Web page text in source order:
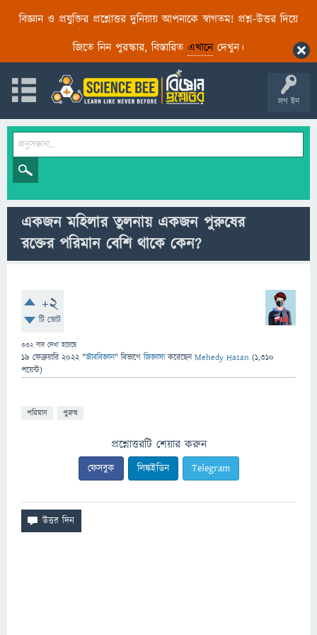
বিজ্ঞান ও প্রযুক্তির প্রশ্নোত্তর দুনিয়ায় আপনাকে স্বাগতম! প্রশ্ন-উত্তর দিয়ে
জিতে নিন পুরস্কার, বিস্তারিত এখানেদেখুন।
লগ ইন
একজন মহিলার তুলনায় একজন পুরুষের
রক্তের পরিমান বেশি থাকে কেন?
+2
টি ভোট
332বার দেখা হয়েছে
19 ফেব্রুয়ারি 2022 "জীববিজ্ঞান" বিভাগে জিজ্ঞাসাকরেছেনMehedy Hasan (1,310
পয়েন্ট)
পরিমান পুরুষ
প্রশ্নোত্তরটি শেয়ার করুন
ফেসবুক লিঙ্কইডিন Telegram